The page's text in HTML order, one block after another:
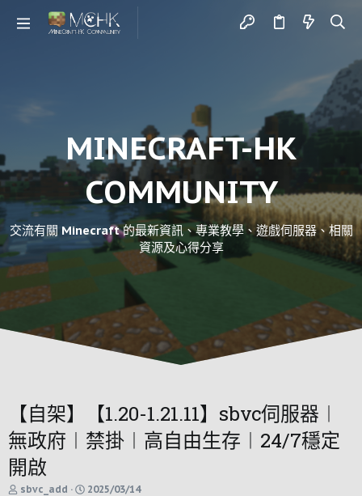
MINECRAFT-HK
COMMUNITY
交流有關 Minecraft 的最新資訊、專業教學、遊戲伺服器、相關
資源及心得分享
【自架】【1.20-1.21.11】sbvc伺服器︱
無政府︱禁掛︱高自由生存︱24/7穩定
開啟
主
sbvc_add
開
2025/03/14